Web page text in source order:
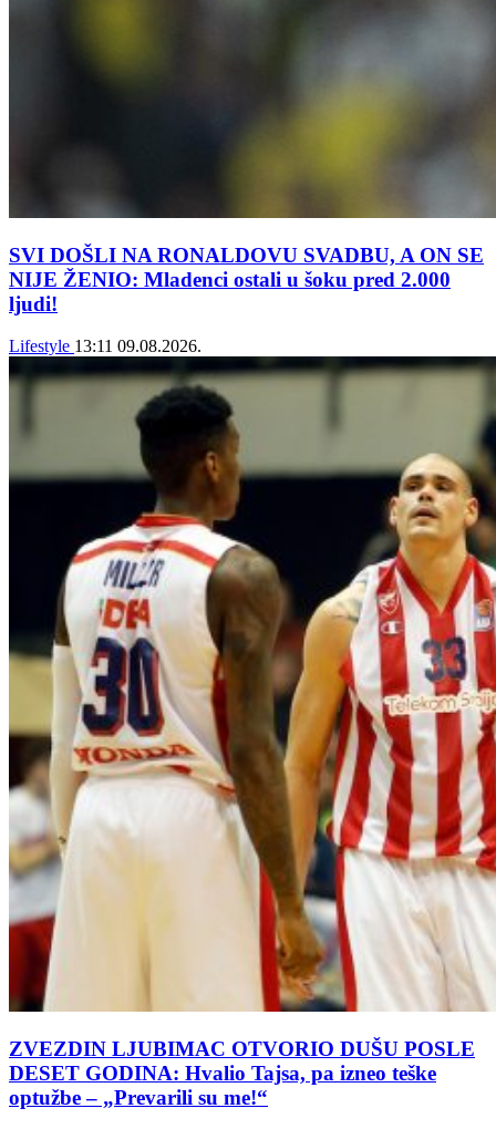
SVI DOŠLI NA RONALDOVU SVADBU, A ON SE
NIJE ŽENIO: Mladenci ostali u šoku pred 2.000
ljudi!
Lifestyle 13:11 09.08.2026.
ZVEZDIN LJUBIMAC OTVORIO DUŠU POSLE
DESET GODINA: Hvalio Tajsa, pa izneo teške
optužbe – „Prevarili su me!“